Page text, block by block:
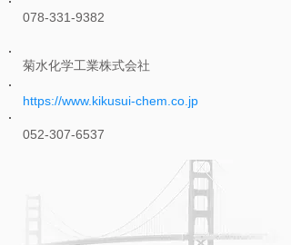
078-331-9382
菊水化学工業株式会社
https://www.kikusui-chem.co.jp
052-307-6537